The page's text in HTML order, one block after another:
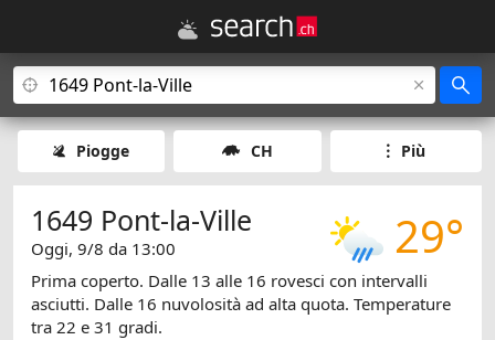
Piogge CH Più
29°
1649 Pont-la-Ville
Oggi, 9/8 da 13:00
Prima coperto. Dalle 13 alle 16 rovesci con intervalli
asciutti. Dalle 16 nuvolosità ad alta quota. Temperature
tra 22 e 31 gradi.